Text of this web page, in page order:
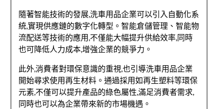
隨著智能技術的發展,洗車用品企業可以引入自動化系
統,實現供應鏈的數字化轉型。智能倉儲管理、智能物
流配送等技術的應用,不僅能大幅提升供給效率,同時
也可降低人力成本,增強企業的競爭力。
此外,消費者對環保意識的重視,也引導洗車用品企業
開始尋求使用再生材料。通過採用如再生塑料等環保
元素,不僅可以提升產品的綠色屬性,滿足消費者需求,
同時也可以為企業帶來新的市場機遇。